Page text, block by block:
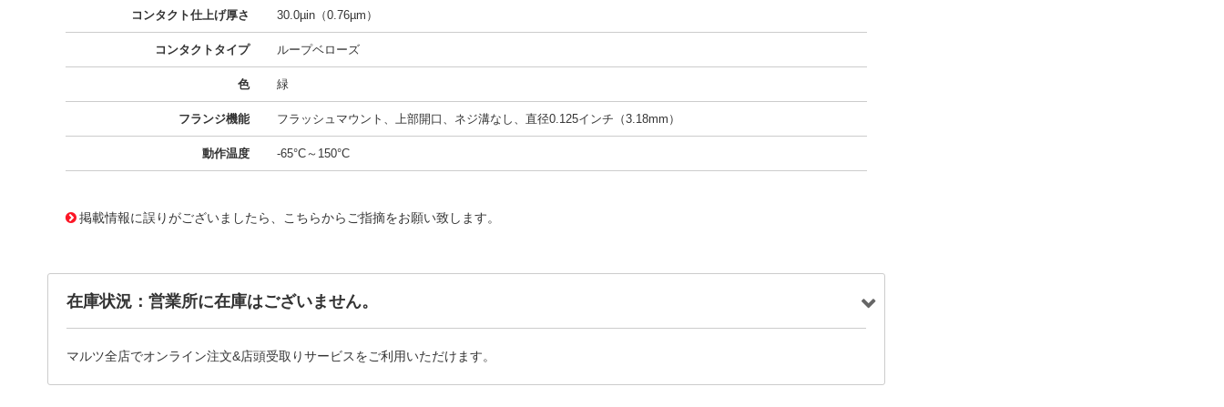
コンタクト仕上げ厚さ 30.0µin（0.76µm）
コンタクトタイプ ループベローズ
色 緑
フランジ機能 フラッシュマウント、上部開口、ネジ溝なし、直径0.125インチ（3.18mm）
動作温度 -65°C～150°C
掲載情報に誤りがございましたら、こちらからご指摘をお願い致します。
在庫状況：営業所に在庫はございません。
マルツ全店でオンライン注文&店頭受取りサービスをご利用いただけます。